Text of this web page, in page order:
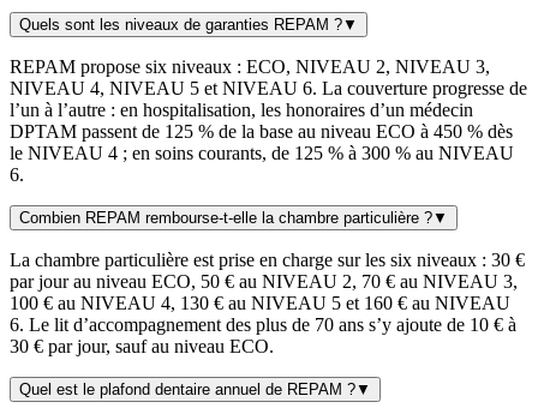
Quels sont les niveaux de garanties REPAM ?▼
REPAM propose six niveaux : ECO, NIVEAU 2, NIVEAU 3,
NIVEAU 4, NIVEAU 5 et NIVEAU 6. La couverture progresse de
l’un à l’autre : en hospitalisation, les honoraires d’un médecin
DPTAM passent de 125 % de la base au niveau ECO à 450 % dès
le NIVEAU 4 ; en soins courants, de 125 % à 300 % au NIVEAU
6.
Combien REPAM rembourse-t-elle la chambre particulière ?▼
La chambre particulière est prise en charge sur les six niveaux : 30 €
par jour au niveau ECO, 50 € au NIVEAU 2, 70 € au NIVEAU 3,
100 € au NIVEAU 4, 130 € au NIVEAU 5 et 160 € au NIVEAU
6. Le lit d’accompagnement des plus de 70 ans s’y ajoute de 10 € à
30 € par jour, sauf au niveau ECO.
Quel est le plafond dentaire annuel de REPAM ?▼